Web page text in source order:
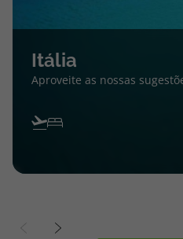
Itália
Aproveite as nossas